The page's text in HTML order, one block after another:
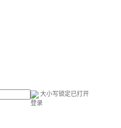
大小写锁定已打开
登录